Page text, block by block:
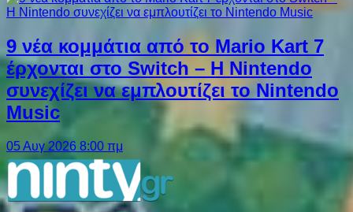
9 νέα κομμάτια από το Mario Kart 7
έρχονται στο Switch – Η Nintendo
συνεχίζει να εμπλουτίζει το Nintendo
Music
05 Αυγ 2026 8:00 πμ